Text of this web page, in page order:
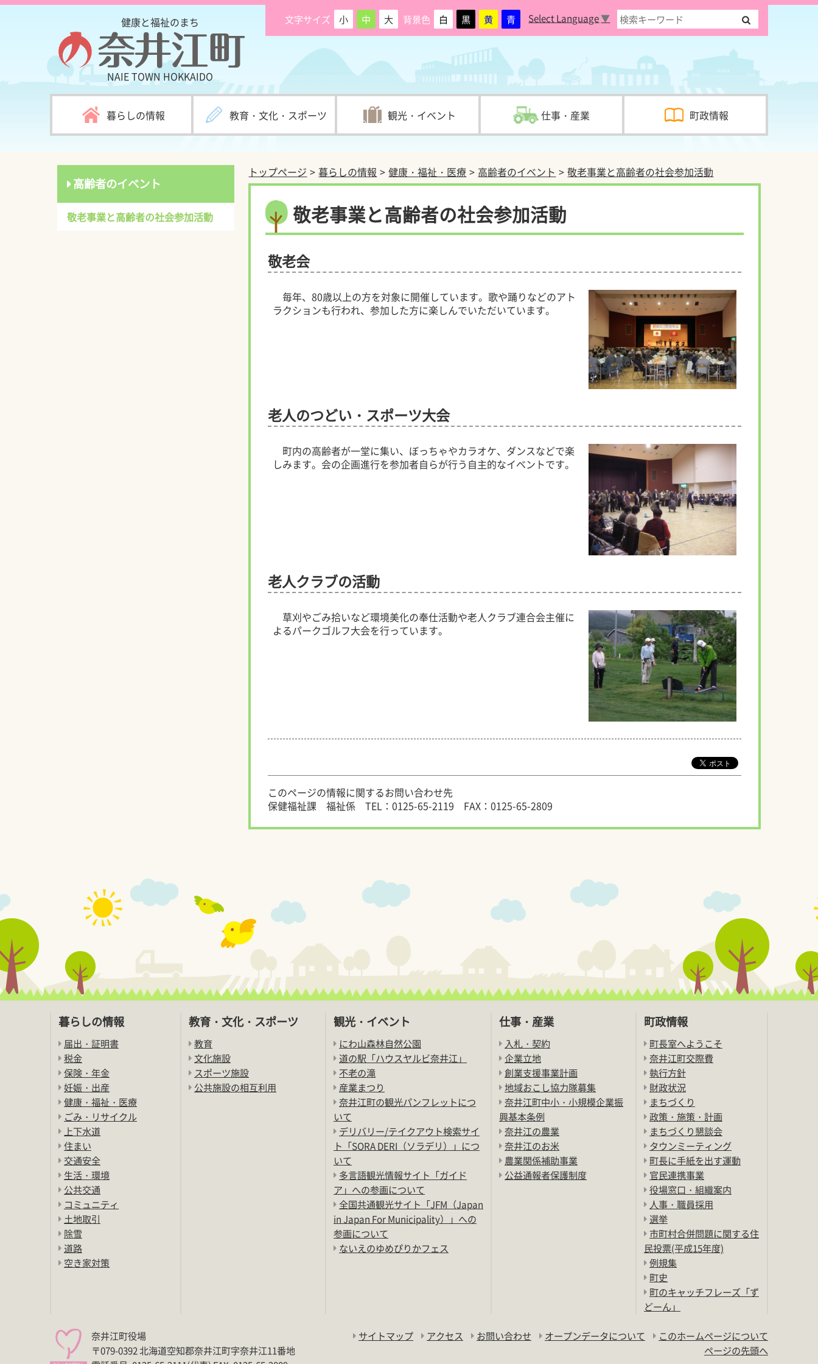
健康と福祉のまち
NAIE TOWNHOKKAIDO
文字サイズ 小 中 大 背景色 白 黒 黄 青 Select Language▼
暮らしの情報 教育・文化・スポーツ 観光・イベント 仕事・産業 町政情報
トップページ 暮らしの情報 健康・福祉・医療 高齢者のイベント 敬老事業と高齢者の社会参加活動
敬老事業と高齢者の社会参加活動
敬老会
毎年、80歳以上の方を対象に開催しています。歌や踊りなどのアト
ラクションも行われ、参加した方に楽しんでいただいています。
老人のつどい・スポーツ大会
町内の高齢者が一堂に集い、ぼっちゃやカラオケ、ダンスなどで楽
しみます。会の企画進行を参加者自らが行う自主的なイベントです。
老人クラブの活動
草刈やごみ拾いなど環境美化の奉仕活動や老人クラブ連合会主催に
よるパークゴルフ大会を行っています。
このページの情報に関するお問い合わせ先
保健福祉課 福祉係
TEL：0125-65-2119 FAX：0125-65-2809
高齢者のイベント
敬老事業と高齢者の社会参加活動
暮らしの情報
届出・証明書
税金
保険・年金
妊娠・出産
健康・福祉・医療
ごみ・リサイクル
上下水道
住まい
交通安全
生活・環境
公共交通
コミュニティ
土地取引
除雪
道路
空き家対策
教育・文化・スポーツ
教育
文化施設
スポーツ施設
公共施設の相互利用
観光・イベント
にわ山森林自然公園
道の駅「ハウスヤルビ奈井江」
不老の滝
産業まつり
奈井江町の観光パンフレットにつ
いて
デリバリー/テイクアウト検索サイ
ト「SORA DERI（ソラデリ）」につ
いて
多言語観光情報サイト「ガイド
ア」への参画について
全国共通観光サイト「JFM（Japan
in Japan For Municipality）」への
参画について
ないえのゆめぴりかフェス
仕事・産業
入札・契約
企業立地
創業支援事業計画
地域おこし協力隊募集
奈井江町中小・小規模企業振
興基本条例
奈井江の農業
奈井江のお米
農業関係補助事業
公益通報者保護制度
町政情報
町長室へようこそ
奈井江町交際費
執行方針
財政状況
まちづくり
政策・施策・計画
まちづくり懇談会
タウンミーティング
町長に手紙を出す運動
官民連携事業
役場窓口・組織案内
人事・職員採用
選挙
市町村合併問題に関する住
民投票(平成15年度)
例規集
町史
町のキャッチフレーズ「ず
どーん」
サイトマップ アクセス お問い合わせ オープンデータについて
このホームページについて
ページの先頭へ
奈井江町役場
〒079-0392 北海道空知郡奈井江町字奈井江11番地